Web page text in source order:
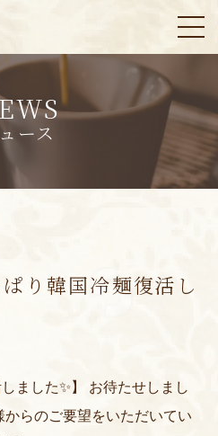
ース
り韓国冷麺復活し
ました✨】 お待たせしまし
らのご要望をいただいてい